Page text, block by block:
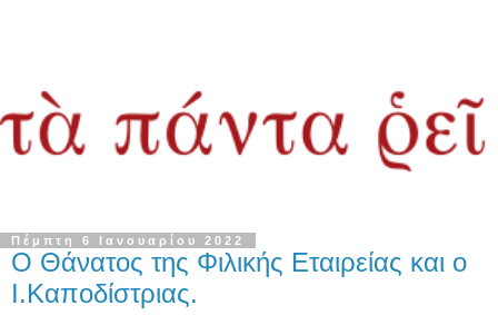
Πέμπτη 6 Ιανουαρίου 2022
Ο Θάνατος της Φιλικής Εταιρείας και ο
Ι.Καποδίστριας.